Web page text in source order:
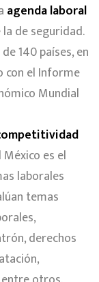
agenda laboral
de seguridad.
140 países, en
con el Informe
Mundial
es el
laborales
temas
derechos